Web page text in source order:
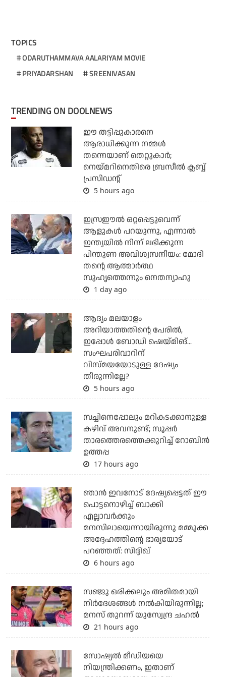
TOPICS
ODARUTHAMMAVA AALARIYAM MOVIE
PRIYADARSHAN
SREENIVASAN
TRENDING ON DOOLNEWS
ഈ തട്ടിപ്പുകാരനെ
ആരാധിക്കുന്ന നമ്മള്‍
തന്നെയാണ് തെറ്റുകാര്‍;
നെയ്മറിനെതിരെ ബ്രസീല്‍ ക്ലബ്ബ്
പ്രസിഡന്റ്
5 hours ago
ഇസ്രഈല്‍ ഒറ്റപ്പെട്ടുവെന്ന്
ആളുകള്‍ പറയുന്നു, എന്നാല്‍
ഇന്ത്യയില്‍ നിന്ന് ലഭിക്കുന്ന
പിന്തുണ അവിശ്വസനീയം: മോദി
തന്റെ ആത്മാര്‍ത്ഥ
സുഹൃത്തെന്നും നെതന്യാഹു
1 day ago
ആദ്യം മലയാളം
അറിയാത്തതിന്റെ പേരില്‍,
ഇപ്പോള്‍ ബോഡി ഷെയ്മിങ്...
സംഘപരിവാറിന്
വിസ്മയയോടുള്ള ദേഷ്യം
തീരുന്നില്ലേ?
5 hours ago
സച്ചിനെപ്പോലും മറികടക്കാനുള്ള
കഴിവ് അവനുണ്ട്; സൂപ്പര്‍
താരത്തെരത്തെക്കുറിച്ച് റോബിന്‍
ഉത്തപ്പ
17 hours ago
ഞാന്‍ ഇവനോട് ദേഷ്യപ്പെട്ടത് ഈ
പൊട്ടനൊഴിച്ച് ബാക്കി
എല്ലാവര്‍ക്കും
മനസിലായെന്നായിരുന്നു മമ്മൂക്ക
അദ്ദേഹത്തിന്റെ ഭാര്യയോട്
പറഞ്ഞത്: സിദ്ദിഖ്
6 hours ago
സഞ്ജു ഒരിക്കലും അമിതമായി
നിര്‍ദേശങ്ങള്‍ നല്‍കിയിരുന്നില്ല;
മനസ് തുറന്ന് യുസ്വേന്ദ്ര ചഹല്‍
21 hours ago
സോഷ്യല്‍ മീഡിയയെ
നിയന്ത്രിക്കണം, ഇതാണ്